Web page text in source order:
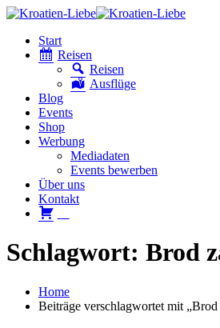
Start
Reisen
Reisen
Ausflüge
Blog
Events
Shop
Werbung
Mediadaten
Events bewerben
Über uns
Kontakt
Schlagwort: Brod
Home
Beiträge verschlagwortet mit